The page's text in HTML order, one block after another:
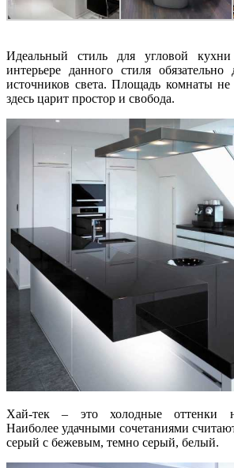
Идеальный стиль для угловой
интерьере данного стиля
источников света. Площадь комнаты
здесь царит простор и свобода.
Хай-тек – это холодные оттенки
Наиболее удачными сочетаниями
серый с бежевым, темно серый, белый.